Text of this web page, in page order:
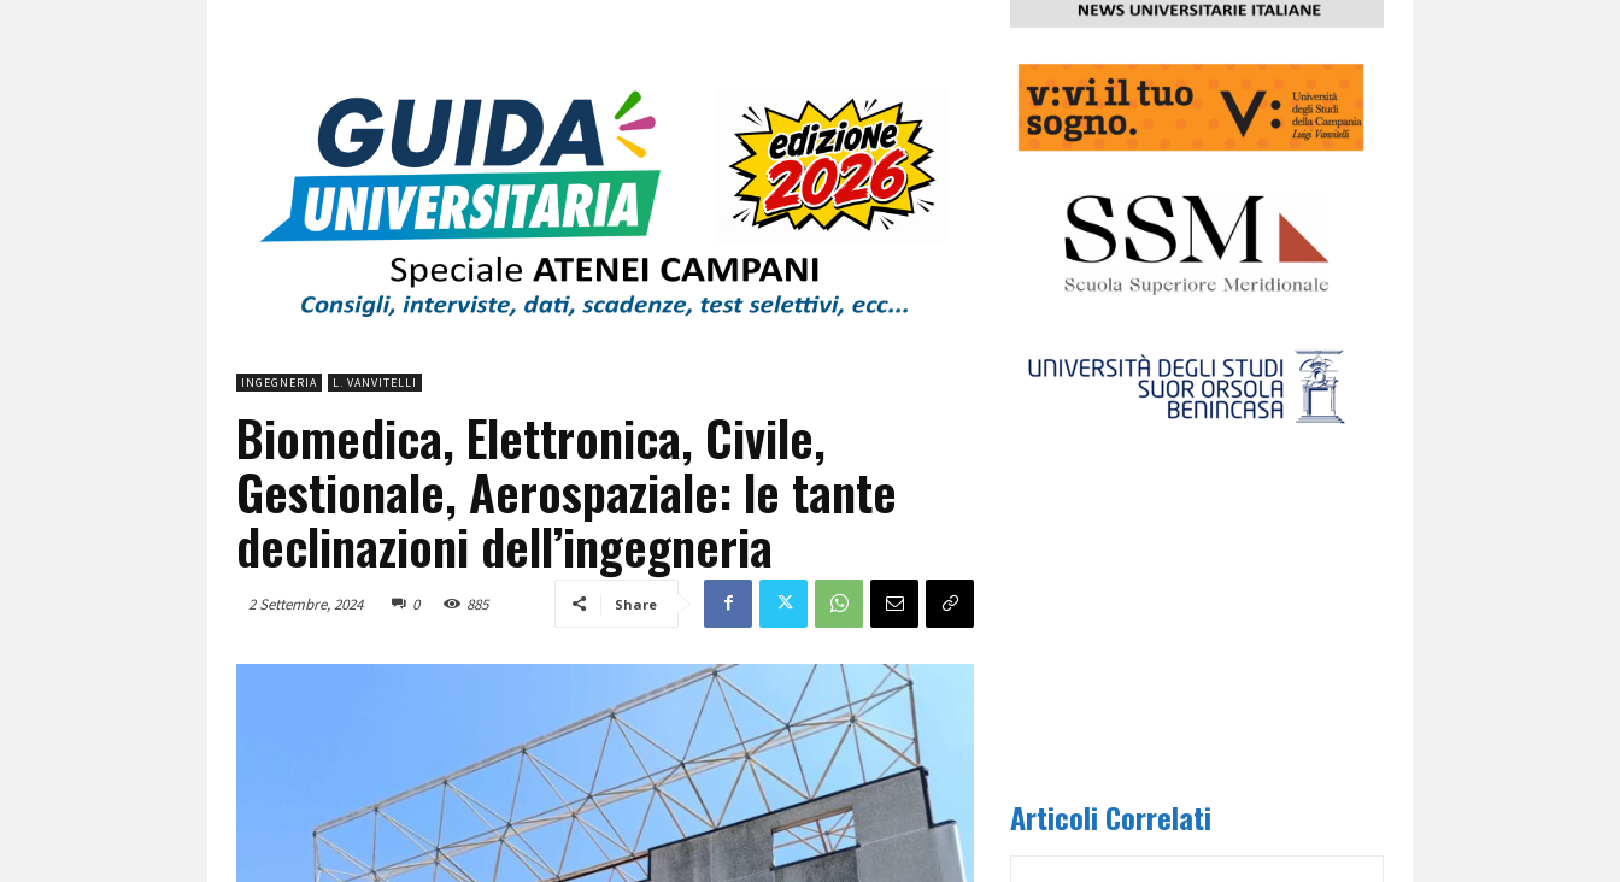
INGEGNERIA L. VANVITELLI
Biomedica, Elettronica, Civile,
Gestionale, Aerospaziale: le tante
declinazioni dell’ingegneria
2 Settembre, 2024 0 885 Share
Articoli Correlati